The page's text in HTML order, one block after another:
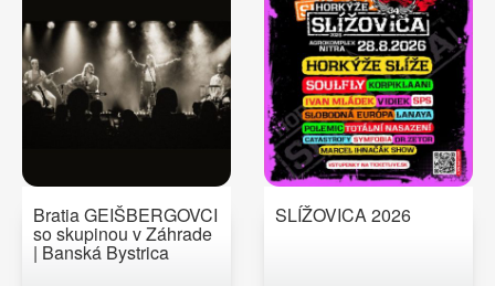
Bratia GEIŠBERGOVCI
so skupinou v Záhrade
| Banská Bystrica
SLÍŽOVICA 2026